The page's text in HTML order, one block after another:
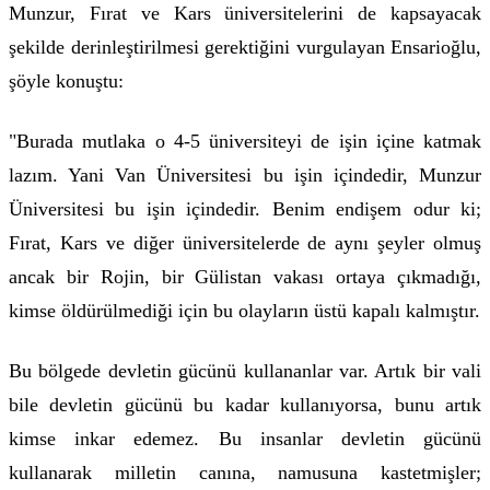
Munzur, Fırat ve Kars üniversitelerini de kapsayacak
şekilde derinleştirilmesi gerektiğini vurgulayan Ensarioğlu,
şöyle konuştu:
"Burada mutlaka o 4-5 üniversiteyi de işin içine katmak
lazım. Yani Van Üniversitesi bu işin içindedir, Munzur
Üniversitesi bu işin içindedir. Benim endişem odur ki;
Fırat, Kars ve diğer üniversitelerde de aynı şeyler olmuş
ancak bir Rojin, bir Gülistan vakası ortaya çıkmadığı,
kimse öldürülmediği için bu olayların üstü kapalı kalmıştır.
Bu bölgede devletin gücünü kullananlar var. Artık bir vali
bile devletin gücünü bu kadar kullanıyorsa, bunu artık
kimse inkar edemez. Bu insanlar devletin gücünü
kullanarak milletin canına, namusuna kastetmişler;